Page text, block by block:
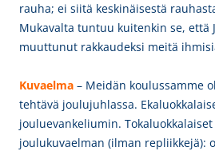
rauha; ei siitä keskinäisestä
Mukavalta tuntuu kuitenkin se, että
muuttunut rakkaudeksi meitä
Kuvaelma – Meidän koulussamme
tehtävä joulujuhlassa.
jouluevankeliumin.
joulukuvaelman (ilman repliikkejä):